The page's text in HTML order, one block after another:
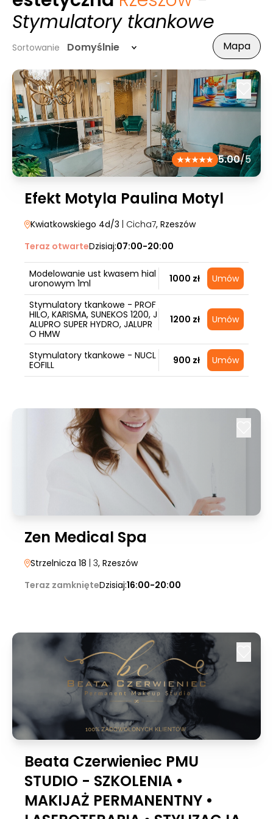
Stymulatory tkankowe
Sortowanie Domyślnie Mapa
5.00/5
Efekt Motyla Paulina Motyl
Kwiatkowskiego 4d/3 | Cicha7, Rzeszów
Teraz otwarteDzisiaj:07:00-20:00
Modelowanie ust kwasem hial
uronowym 1ml
1000 zł Umów
Stymulatory tkankowe - PROF
HILO, KARISMA, SUNEKOS 1200, J
ALUPRO SUPER HYDRO, JALUPR
O HMW
1200 zł Umów
Stymulatory tkankowe - NUCL
EOFILL
900 zł Umów
Zen Medical Spa
Strzelnicza 18 | 3, Rzeszów
Teraz zamknięteDzisiaj:16:00-20:00
Beata Czerwieniec PMU
STUDIO - SZKOLENIA •
MAKIJAŻ PERMANENTNY •